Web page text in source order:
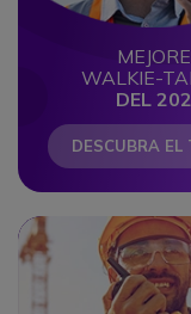
WALKIE-
DEL
DESCUBRA EL
Circle
Circle